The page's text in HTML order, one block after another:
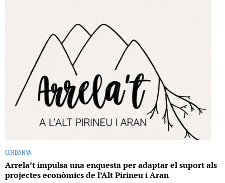
CERDANYA
Arrela’t impulsa una enquesta per adaptar el suport als
projectes econòmics de l’Alt Pirineu i Aran